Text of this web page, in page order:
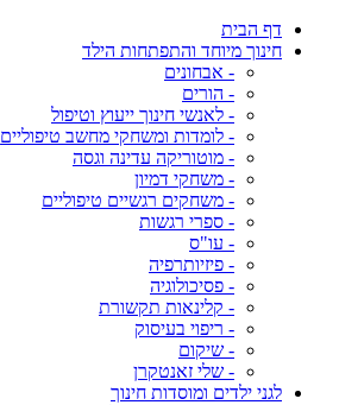
דף הבית
חינוך מיוחד והתפתחות הילד
- אבחונים
- הורים
- לאנשי חינוך ייעוץ וטיפול
- לומדות ומשחקי מחשב טיפוליים
- מוטוריקה עדינה וגסה
- משחקי דמיון
- משחקים רגשיים טיפוליים
- ספרי רגשות
- עו"ס
- פיזיותרפיה
- פסיכולוגיה
- קלינאות תקשורת
- ריפוי בעיסוק
- שיקום
- שלי זאנטקרן
לגני ילדים ומוסדות חינוך